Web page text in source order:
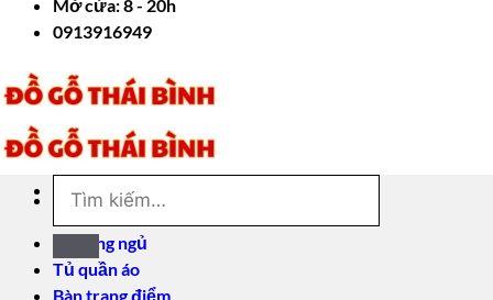
Mở cửa: 8 - 20h
0913916949
Giường ngủ
Tủ quần áo
Bàn trang điểm
kiếm: